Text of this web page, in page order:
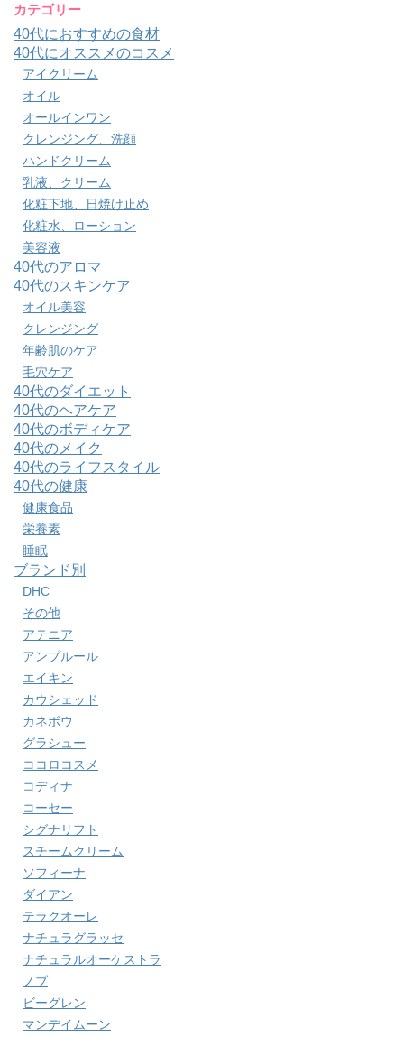
カテゴリー
40代におすすめの食材
40代にオススメのコスメ
アイクリーム
オイル
オールインワン
クレンジング、洗顔
ハンドクリーム
乳液、クリーム
化粧下地、日焼け止め
化粧水、ローション
美容液
40代のアロマ
40代のスキンケア
オイル美容
クレンジング
年齢肌のケア
毛穴ケア
40代のダイエット
40代のヘアケア
40代のボディケア
40代のメイク
40代のライフスタイル
40代の健康
健康食品
栄養素
睡眠
ブランド別
DHC
その他
アテニア
アンプルール
エイキン
カウシェッド
カネボウ
グラシュー
ココロコスメ
コディナ
コーセー
シグナリフト
スチームクリーム
ソフィーナ
ダイアン
テラクオーレ
ナチュラグラッセ
ナチュラルオーケストラ
ノブ
ビーグレン
マンデイムーン